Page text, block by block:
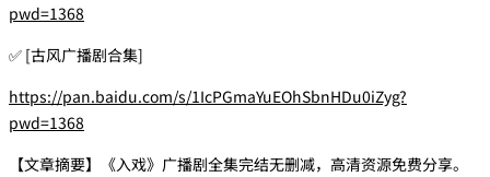
pwd=1368
✅ [古风广播剧合集]
https://pan.baidu.com/s/1IcPGmaYuEOhSbnHDu0iZyg?
pwd=1368
【文章摘要】《入戏》广播剧全集完结无删减，高清资源免费分享。